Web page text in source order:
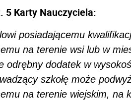
5 Karty Nauczyciela:
posiadającemu
na terenie wsi lub w
odrębny dodatek w
szkołę może
na terenie wiejskim, na